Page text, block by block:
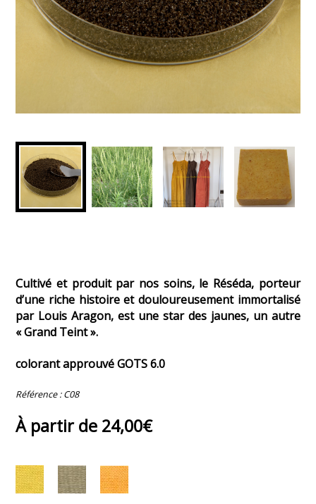
Cultivé et produit par nos soins, le Réséda, porteur
d’une riche histoire et douloureusement immortalisé
par Louis Aragon, est une star des jaunes, un autre
« Grand Teint ».
colorant approuvé GOTS 6.0
Référence :C08
À partir de 24,00€